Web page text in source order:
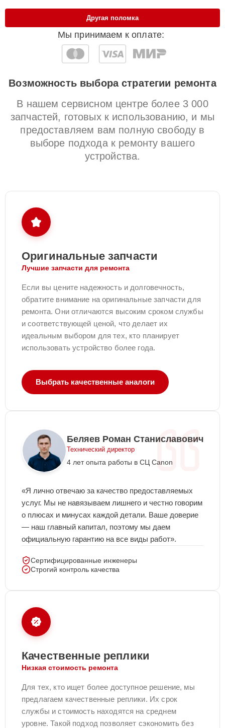
Мы принимаем к оплате:
Другая поломка
Возможность выбора стратегии ремонта
В нашем сервисном центре более 3 000
запчастей, готовых к использованию, и мы
предоставляем вам полную свободу в
выборе подхода к ремонту вашего
устройства.
Оригинальные запчасти
Лучшие запчасти для ремонта
Если вы цените надежность и долговечность,
обратите внимание на оригинальные запчасти для
ремонта. Они отличаются высоким сроком службы
и соответствующей ценой, что делает их
идеальным выбором для тех, кто планирует
использовать устройство более года.
Выбрать качественные аналоги
Беляев Роман Станиславович
Технический директор
4 лет опыта работы в СЦ Canon
«Я лично отвечаю за качество предоставляемых
услуг. Мы не навязываем лишнего и честно говорим
о плюсах и минусах каждой детали. Ваше доверие
— наш главный капитал, поэтому мы даем
официальную гарантию на все виды работ».
Сертифицированные инженеры
Строгий контроль качества
Качественные реплики
Низкая стоимость ремонта
Для тех, кто ищет более доступное решение, мы
предлагаем качественные реплики. Их срок
службы и стоимость находятся на среднем
уровне. Такой подход позволяет сэкономить без